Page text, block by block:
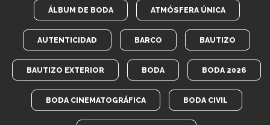
ÁLBUM DE BODA ATMÓSFERA ÚNICA
AUTENTICIDAD BARCO BAUTIZO
BAUTIZO EXTERIOR BODA BODA 2026
BODA CINEMATOGRÁFICA BODA CIVIL